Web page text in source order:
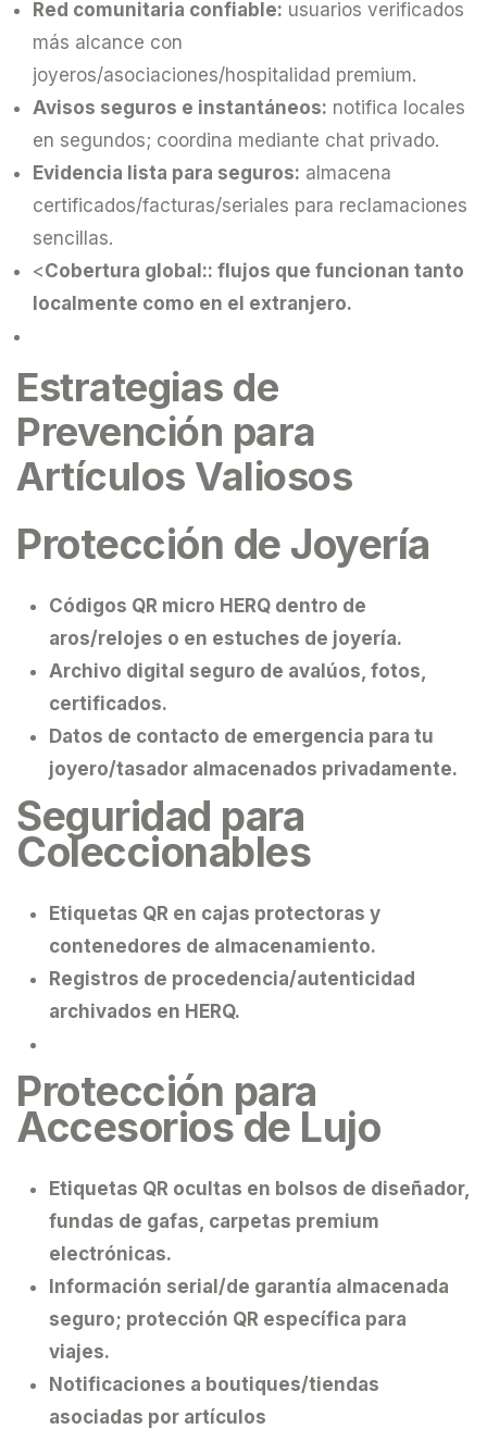
Red comunitaria confiable: usuarios verificados
más alcance con
joyeros/asociaciones/hospitalidad premium.
Avisos seguros e instantáneos: notifica locales
en segundos; coordina mediante chat privado.
Evidencia lista para seguros: almacena
certificados/facturas/seriales para reclamaciones
sencillas.
<Cobertura global:: flujos que funcionan tanto
localmente como en el extranjero.
Estrategias de
Prevención para
Artículos Valiosos
Protección de Joyería
Códigos QR micro HERQ dentro de
aros/relojes o en estuches de joyería.
Archivo digital seguro de avalúos, fotos,
certificados.
Datos de contacto de emergencia para tu
joyero/tasador almacenados privadamente.
Seguridad para
Coleccionables
Etiquetas QR en cajas protectoras y
contenedores de almacenamiento.
Registros de procedencia/autenticidad
archivados en HERQ.
Protección para
Accesorios de Lujo
Etiquetas QR ocultas en bolsos de diseñador,
fundas de gafas, carpetas premium
electrónicas.
Información serial/de garantía almacenada
seguro; protección QR específica para
viajes.
Notificaciones a boutiques/tiendas
asociadas por artículos